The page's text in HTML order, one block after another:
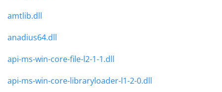
amtlib.dll
anadius64.dll
api-ms-win-core-file-l2-1-1.dll
api-ms-win-core-libraryloader-l1-2-0.dll